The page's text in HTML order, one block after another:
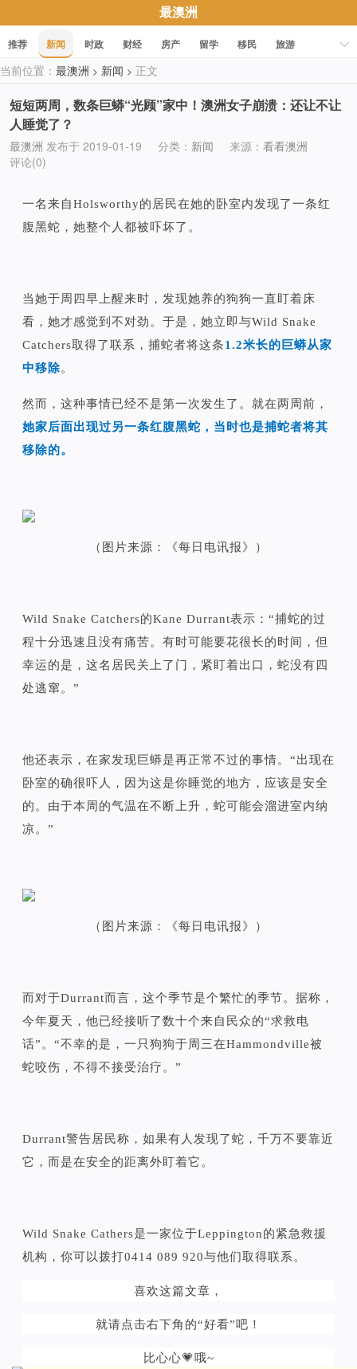
最澳洲
推荐 新闻 时政 财经 房产 留学 移民
旅游
科技
职场 美食 文化
当前位置： 最澳洲 > 新闻 > 正文
短短两周，数条巨蟒“光顾”家中！澳洲女子崩溃：还让不让
人睡觉了？
最澳洲 发布于 2019-01-19 分类： 新闻 来源： 看看澳洲
评论(0)
一名来自Holsworthy的居民在她的卧室内发现了一条红
腹黑蛇，她整个人都被吓坏了。
当她于周四早上醒来时，发现她养的狗狗一直盯着床
看，她才感觉到不对劲。于是，她立即与Wild Snake
Catchers取得了联系，捕蛇者将这条1.2米长的巨蟒从家
中移除。
然而，这种事情已经不是第一次发生了。就在两周前，
她家后面出现过另一条红腹黑蛇，当时也是捕蛇者将其
移除的。
（图片来源：《每日电讯报》）
Wild Snake Catchers的Kane Durrant表示：“捕蛇的过
程十分迅速且没有痛苦。有时可能要花很长的时间，但
幸运的是，这名居民关上了门，紧盯着出口，蛇没有四
处逃窜。”
他还表示，在家发现巨蟒是再正常不过的事情。“出现在
卧室的确很吓人，因为这是你睡觉的地方，应该是安全
的。由于本周的气温在不断上升，蛇可能会溜进室内纳
凉。”
（图片来源：《每日电讯报》）
而对于Durrant而言，这个季节是个繁忙的季节。据称，
今年夏天，他已经接听了数十个来自民众的“求救电
话”。“不幸的是，一只狗狗于周三在Hammondville被
蛇咬伤，不得不接受治疗。”
Durrant警告居民称，如果有人发现了蛇，千万不要靠近
它，而是在安全的距离外盯着它。
Wild Snake Cathers是一家位于Leppington的紧急救援
机构，你可以拨打0414 089 920与他们取得联系。
喜欢这篇文章，
就请点击右下角的“好看”吧！
比心心💗哦~